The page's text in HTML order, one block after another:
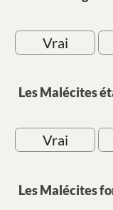
Vrai
Les Malécites
Vrai
Les Malécites